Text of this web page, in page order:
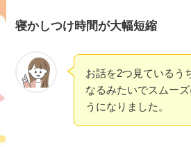
寝かしつけ時間が大幅短縮
お話を2つ見ているう
なるみたいでスムー
うになりました。